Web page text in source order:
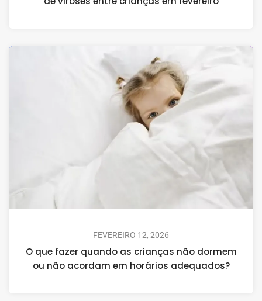
FEVEREIRO 12, 2026
O que fazer quando as crianças não dormem
ou não acordam em horários adequados?